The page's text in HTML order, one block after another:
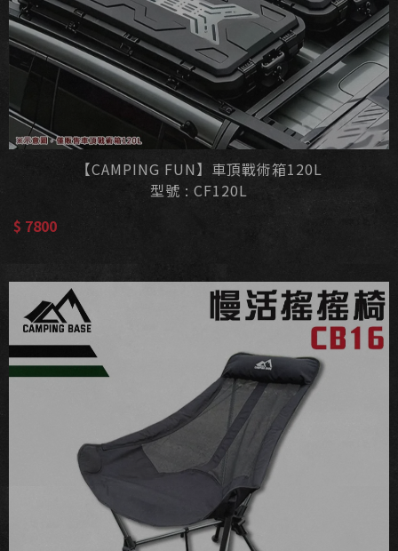
【CAMPING FUN】車頂戰術箱120L
型號 : CF120L
$ 7800